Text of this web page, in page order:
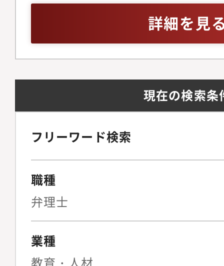
的財産グループは、
ら、「事業のための
ずっと大切にしてい
は、常に事業を成長
て、「知財のための
せん。事業が実現し
としてコミットし、
で何ができるのか、
てとことん考え抜く
在3名体制で、10以上
ある方（目安：3年以
詳細を見
現在の検索条
フリーワード検索
職種
弁理士
業種
教育・人材